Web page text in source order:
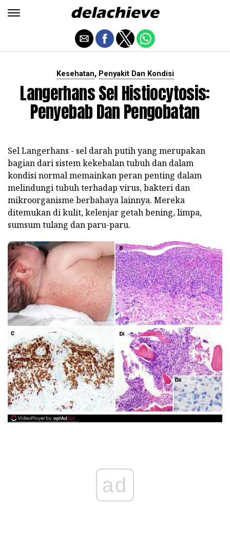
Kesehatan, Penyakit Dan Kondisi
Langerhans Sel Histiocytosis:
Penyebab Dan Pengobatan
Sel Langerhans - sel darah putih yang merupakan
bagian dari sistem kekebalan tubuh dan dalam
kondisi normal memainkan peran penting dalam
melindungi tubuh terhadap virus, bakteri dan
mikroorganisme berbahaya lainnya. Mereka
ditemukan di kulit, kelenjar getah bening, limpa,
sumsum tulang dan paru-paru.
ad